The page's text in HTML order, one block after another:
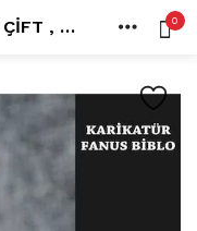
KIŞIYE ÖZEL EVLI, SEVGILI, ÇIFT , GELIN DAMATIŞIKLI KARIKATÜR FANUS BIBLO M10 0
HESAP
PAYLAŞ